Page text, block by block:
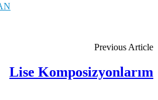
Previous Article
Lise Komposizyonlarım